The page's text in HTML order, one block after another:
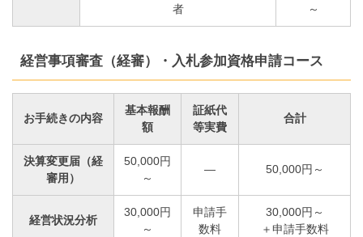
者
～
経営事項審査（経審）・入札参加資格申請コース
お手続きの内容
基本報酬
額
証紙代
等実費
合計
決算変更届（経
審用）
50,000円
～
― 50,000円～
経営状況分析
30,000円
～
申請手
数料
30,000円～
＋申請手数料